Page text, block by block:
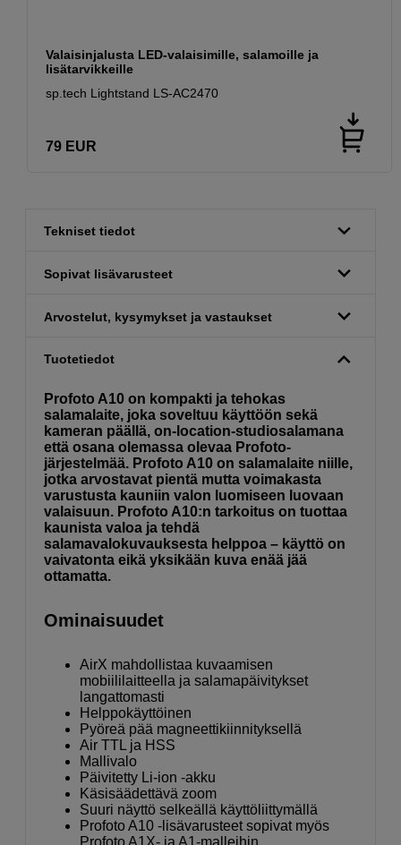
Valaisinjalusta LED-valaisimille, salamoille ja
lisätarvikkeille
sp.tech Lightstand LS-AC2470
79 EUR
Tekniset tiedot
Sopivat lisävarusteet
Arvostelut, kysymykset ja vastaukset
Tuotetiedot
Profoto A10 on kompakti ja tehokas
salamalaite, joka soveltuu käyttöön sekä
kameran päällä, on-location-studiosalamana
että osana olemassa olevaa Profoto-
järjestelmää. Profoto A10 on salamalaite niille,
jotka arvostavat pientä mutta voimakasta
varustusta kauniin valon luomiseen luovaan
valaisuun. Profoto A10:n tarkoitus on tuottaa
kaunista valoa ja tehdä
salamavalokuvauksesta helppoa – käyttö on
vaivatonta eikä yksikään kuva enää jää
ottamatta.
Ominaisuudet
AirX mahdollistaa kuvaamisen
mobiililaitteella ja salamapäivitykset
langattomasti
Helppokäyttöinen
Pyöreä pää magneettikiinnityksellä
Air TTL ja HSS
Mallivalo
Päivitetty Li-ion -akku
Käsisäädettävä zoom
Suuri näyttö selkeällä käyttöliittymällä
Profoto A10 -lisävarusteet sopivat myös
Profoto A1X- ja A1-malleihin